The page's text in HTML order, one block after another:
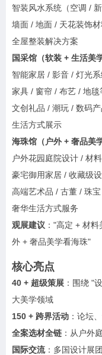
智装风水系统（空调 / 新
墙面 / 地面 / 天花装饰
全屋整装解决方案
国采馆（软装 + 生活美学
智能家居 / 影音 / 灯光
家具 / 窗帘 / 布艺 / 地毯
文创礼品 / 潮玩 / 数码产
生活方式展示
海珠馆（户外 + 奢品美学
户外花园庭院设计 / 材料
豪宅御用家居 / 收藏级
高端艺术品 / 古董 / 珠宝
奢华生活方式服务
观展建议 ："高定 + 材
外 + 奢品美学看海珠"
核心亮点
40 + 超级策展 ：围绕 "
大美学领域
150 + 跨界活动 ：论坛
全案选材全链 ：从户外
国际交流：多国设计展